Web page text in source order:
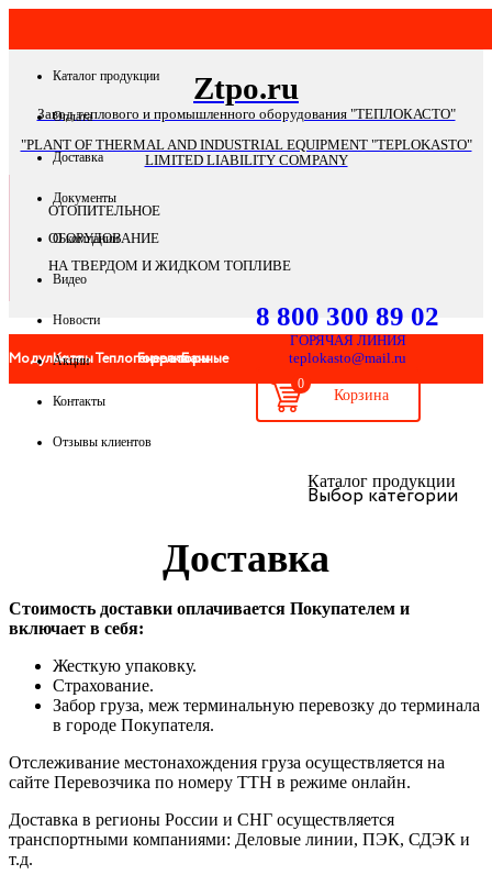
Каталог продукции
Оплата
Доставка
Документы
О компании
Видео
Новости
Акции
Контакты
Отзывы клиентов
Ztpo.ru
Завод теплового и промышленного оборудования "ТЕПЛОКАСТО"
"PLANT OF THERMAL AND INDUSTRIAL EQUIPMENT "TEPLOKASTO"
LIMITED LIABILITY COMPANY
ОТОПИТЕЛЬНОЕ
ОБОРУДОВАНИЕ
НА ТВЕРДОМ И ЖИДКОМ ТОПЛИВЕ
8 800 300 89 02
ГОРЯЧАЯ ЛИНИЯ
teplokasto@mail.ru
0
Модульные
котельные
КотлыТеплогенераторы
ГорелкиБанные
отопленияВыбор категории
Каталог продукции
Доставка
Стоимость доставки оплачивается Покупателем и
включает в себя:
Жесткую упаковку.
Страхование.
Забор груза, меж терминальную перевозку до терминала
в городе Покупателя.
Отслеживание местонахождения груза осуществляется на
сайте Перевозчика по номеру ТТН в режиме онлайн.
Доставка в регионы России и СНГ осуществляется
транспортными компаниями: Деловые линии, ПЭК, СДЭК и
т.д.